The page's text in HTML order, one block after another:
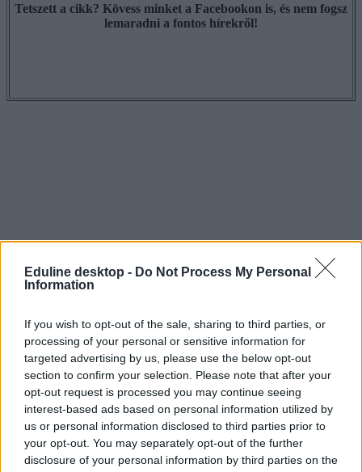
Eduline desktop - Do Not Process My Personal
Information
If you wish to opt-out of the sale, sharing to third parties, or
processing of your personal or sensitive information for
targeted advertising by us, please use the below opt-out
section to confirm your selection. Please note that after your
opt-out request is processed you may continue seeing
interest-based ads based on personal information utilized by
us or personal information disclosed to third parties prior to
your opt-out. You may separately opt-out of the further
disclosure of your personal information by third parties on the
Tetszett a cikk? Kövess minket a Facebookon is, és nem fogsz
lemaradni a fontos hírekről!
új épület
modellváltás
szfe átalakítása
free szfe
Szarka Gábor
ódry színpad
Színház- és Filmművészeti Egyetem